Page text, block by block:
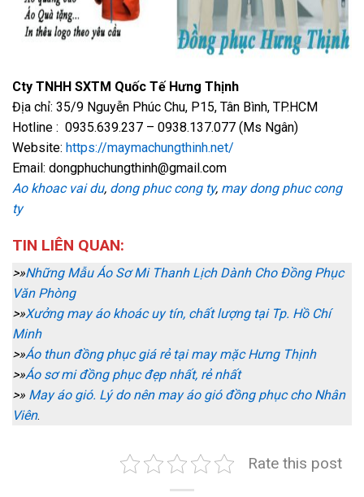
Cty TNHH SXTM Quốc Tế Hưng Thịnh
Địa chỉ: 35/9 Nguyễn Phúc Chu, P15, Tân Bình, TP.HCM
Hotline : 0935.639.237 – 0938.137.077 (Ms Ngân)
Website: https://maymachungthinh.net/
Email: dongphuchungthinh@gmail.com
Ao khoac vai du, dong phuc cong ty, may dong phuc cong
ty
TIN LIÊN QUAN:
>»Những Mẫu Áo Sơ Mi Thanh Lịch Dành Cho Đồng Phục
Văn Phòng
>»Xưởng may áo khoác uy tín, chất lượng tại Tp. Hồ Chí
Minh
>»Áo thun đồng phục giá rẻ tại may mặc Hưng Thịnh
>»Áo sơ mi đồng phục đẹp nhất, rẻ nhất
>» May áo gió. Lý do nên may áo gió đồng phục cho Nhân
Viên.
Rate this post